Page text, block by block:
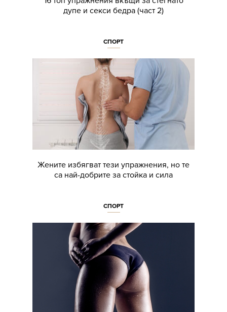
дупе и секси бедра (част 2)
СПОРТ
Жените избягват тези упражнения, но те
са най-добрите за стойка и сила
СПОРТ